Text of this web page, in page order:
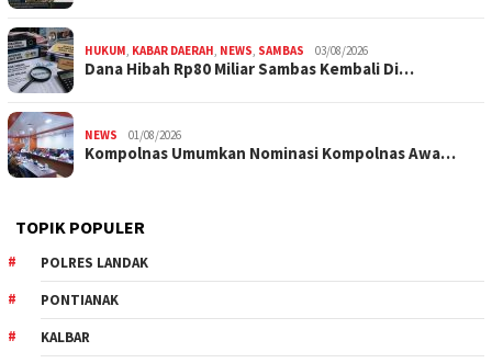
HUKUM, KABAR DAERAH, NEWS, SAMBAS 03/08/2026
Dana Hibah Rp80 Miliar Sambas Kembali Di…
NEWS 01/08/2026
Kompolnas Umumkan Nominasi Kompolnas Awa…
TOPIK POPULER
POLRES LANDAK
PONTIANAK
KALBAR